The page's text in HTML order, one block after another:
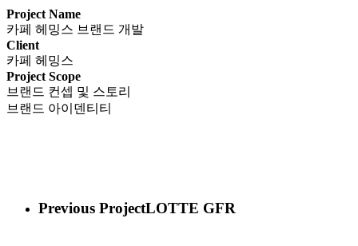
Project Name
카페 헤밍스 브랜드 개발
Client
카페 헤밍스
Project Scope
브랜드 컨셉 및 스토리
브랜드 아이덴티티
Previous ProjectLOTTE GFR